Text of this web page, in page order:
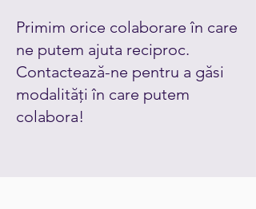
Primim orice colaborare în care
ne putem ajuta reciproc.
Contactează-ne pentru a găsi
modalități în care putem
colabora!